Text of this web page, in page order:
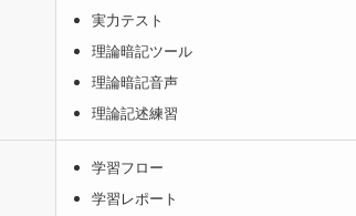
実力テスト
理論暗記ツール
理論暗記音声
理論記述練習
学習フロー
学習レポート